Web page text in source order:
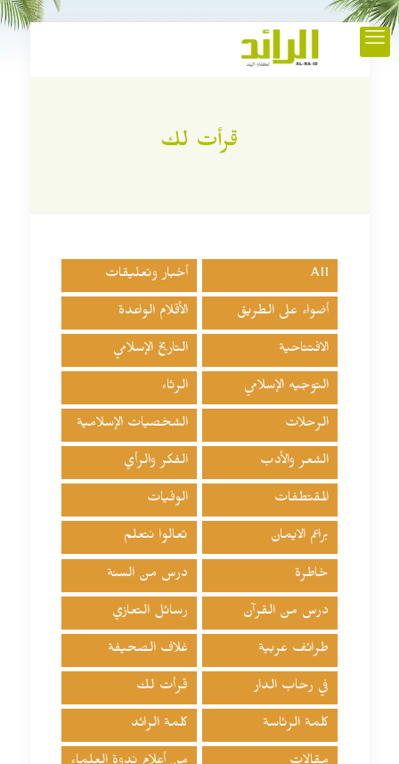
قرأت لك
All أخبار وتعليقات
أضواء على الطريق الأقلام الواعدة
الافتتاحية التاريخ الإسلامي
التوجيه الإسلامي الرثاء
الرحلات الشخصيات الإسلامية
الشعر والأدب الفكر والرأي
المقتطفات الوفيات
براعم الايمان تعالوا نتعلم
خاطرة درس من السنة
درس من القرآن رسائل التعازي
طرائف عربية غلاف الصحيفة
في رحاب الدار قرأت لك
كلمة الرئاسة كلمة الرائد